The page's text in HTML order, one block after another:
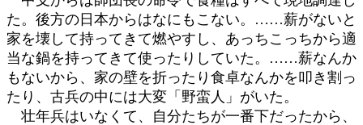
た。後方の日本からはなにもこない。……薪がないと
家を壊して持ってきて燃やすし、あっちこっちから適
当な鍋を持ってきて使ったりしていた。……薪なんか
もないから、家の壁を折ったり食卓なんかを叩き割っ
たり、古兵の中には大変「野蛮人」がいた。
壮年兵はいなくて、自分たちが一番下だったから、